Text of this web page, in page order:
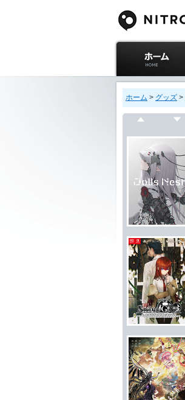
ニトロプラス公式
サイト ホーム
ホーム > グッズ >